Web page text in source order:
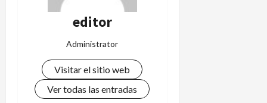
editor
Administrator
Visitar el sitio web
Ver todas las entradas